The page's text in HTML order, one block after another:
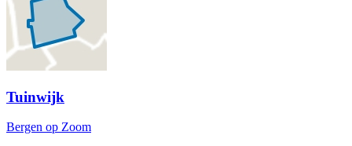
Tuinwijk
Bergen op Zoom